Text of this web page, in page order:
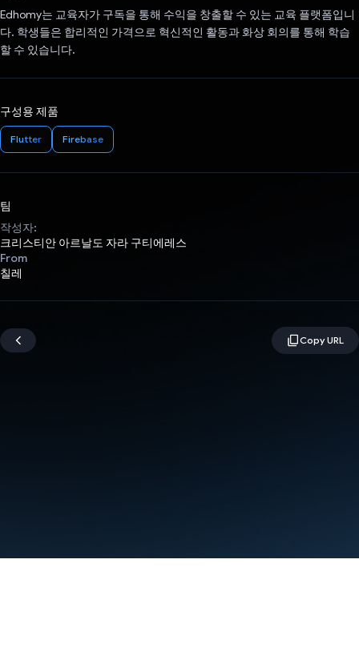
Edhomy는 교육자가 구독을 통해 수익을 창출할 수 있는 교육 플랫폼입니
다. 학생들은 합리적인 가격으로 혁신적인 활동과 화상 회의를 통해 학습
할 수 있습니다.
구성용 제품
Flutter Firebase
팀
작성자:
크리스티안 아르날도 자라 구티에레스
From
칠레